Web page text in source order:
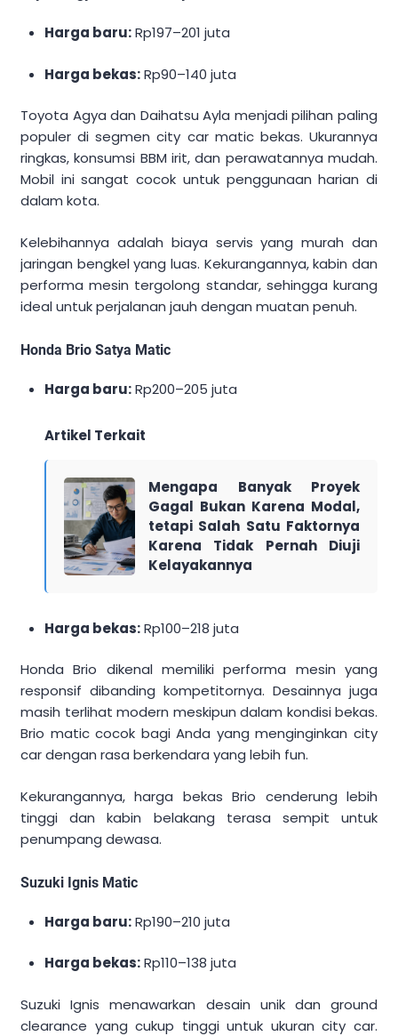
Harga baru:Rp197–201 juta
Harga bekas:Rp90–140 juta
Toyota Agya dan Daihatsu Ayla menjadi pilihan paling
populer di segmen city car matic bekas. Ukurannya
ringkas, konsumsi BBM irit, dan perawatannya mudah.
Mobil ini sangat cocok untuk penggunaan harian di
dalam kota.
Kelebihannya adalah biaya servis yang murah dan
jaringan bengkel yang luas. Kekurangannya, kabin dan
performa mesin tergolong standar, sehingga kurang
ideal untuk perjalanan jauh dengan muatan penuh.
Honda Brio Satya Matic
Harga baru:Rp200–205 juta
Artikel Terkait
Mengapa Banyak Proyek
Gagal Bukan Karena Modal,
tetapi Salah Satu Faktornya
Karena Tidak Pernah Diuji
Kelayakannya
Harga bekas:Rp100–218 juta
Honda Brio dikenal memiliki performa mesin yang
responsif dibanding kompetitornya. Desainnya juga
masih terlihat modern meskipun dalam kondisi bekas.
Brio matic cocok bagi Anda yang menginginkan city
car dengan rasa berkendara yang lebih fun.
Kekurangannya, harga bekas Brio cenderung lebih
tinggi dan kabin belakang terasa sempit untuk
penumpang dewasa.
Suzuki Ignis Matic
Harga baru:Rp190–210 juta
Harga bekas:Rp110–138 juta
Suzuki Ignis menawarkan desain unik dan ground
clearance yang cukup tinggi untuk ukuran city car.